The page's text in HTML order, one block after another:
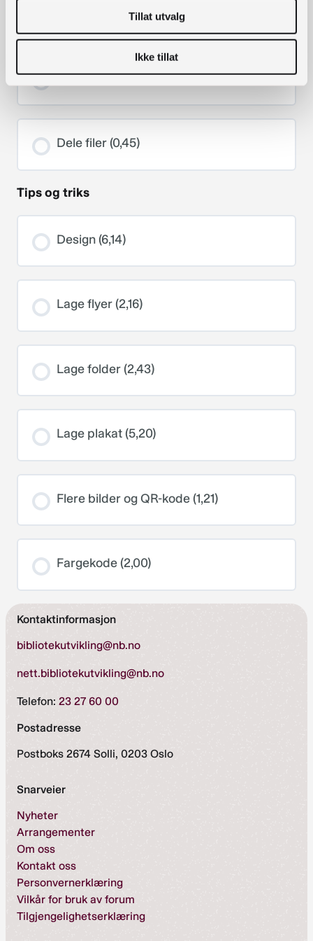
Tillat utvalg
Ikke tillat
Laste ned filer (2,08)
Skrive ut filer (1,01)
Dele filer (0,45)
Tips og triks
Design (6,14)
Lage flyer (2,16)
Lage folder (2,43)
Lage plakat (5,20)
Flere bilder og QR-kode (1,21)
Fargekode (2,00)
Kontaktinformasjon
bibliotekutvikling@nb.no
nett.bibliotekutvikling@nb.no
Telefon: 23 27 60 00
Postadresse
Postboks 2674 Solli, 0203 Oslo
Snarveier
Nyheter
Arrangementer
Om oss
Kontakt oss
Personvernerklæring
Vilkår for bruk av forum
Tilgjengelighetserklæring